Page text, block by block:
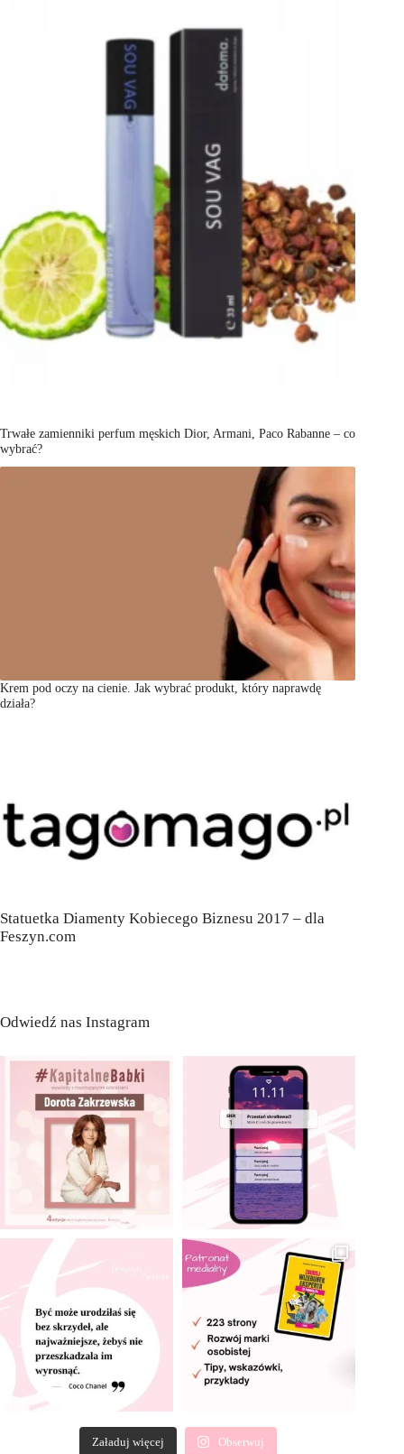
Trwałe zamienniki perfum męskich Dior, Armani, Paco Rabanne – co
wybrać?
Krem pod oczy na cienie. Jak wybrać produkt, który naprawdę
działa?
Statuetka Diamenty Kobiecego Biznesu 2017 – dla
Feszyn.com
Odwiedź nas Instagram
Załaduj więcej Obserwuj